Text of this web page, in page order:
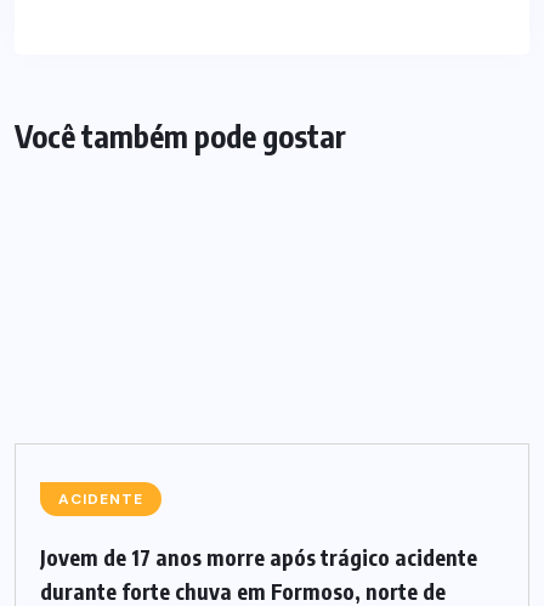
Você também pode gostar
ACIDENTE
Jovem de 17 anos morre após trágico acidente
durante forte chuva em Formoso, norte de